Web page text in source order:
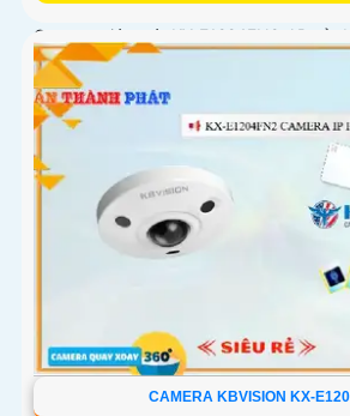
Camera giám sát KX-E1224FN2-AB sử
Starlight tiên tiến, có khả năng giám sát
trường thiếu ánh sáng. Với độ phân giải
này mang lại hình ảnh chất lượng cao,
CAMERA KBVISION KX-